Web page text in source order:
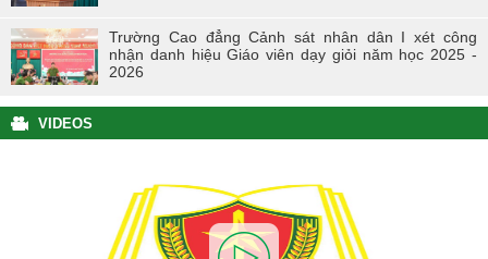
Trường Cao đẳng Cảnh sát nhân dân I xét công
nhận danh hiệu Giáo viên dạy giỏi năm học 2025 -
2026
VIDEOS